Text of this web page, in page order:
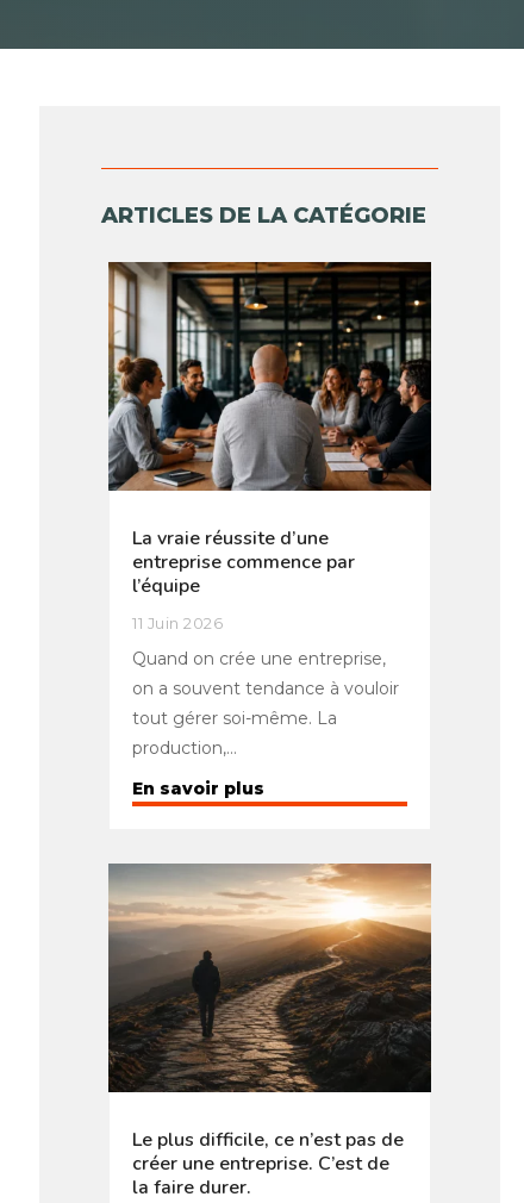
ARTICLES DE LA CATÉGORIE
La vraie réussite d’une
entreprise commence par
l’équipe
11 Juin 2026
Quand on crée une entreprise,
on a souvent tendance à vouloir
tout gérer soi-même. La
production,…
En savoir plus
Le plus difficile, ce n’est pas de
créer une entreprise. C’est de
la faire durer.